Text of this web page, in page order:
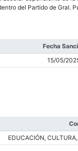
del Partido de Gral.
Fecha
15/05/
EDUCACIÓN,